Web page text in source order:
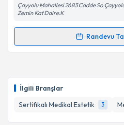
İlgili Branşlar
Sertifikalı Medikal Estetik
3
Çayyolu Mahallesi 2683 Cadde So
Zemin Kat Daire:K
Randevu
Randevu Takvimi Talebi
takvim hazırlandığında e-